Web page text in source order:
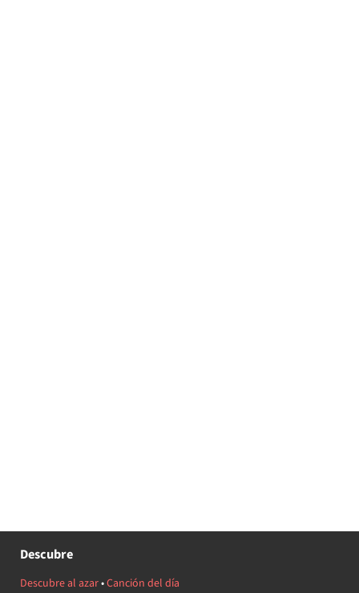
Descubre
Descubre al azar•Canción del día